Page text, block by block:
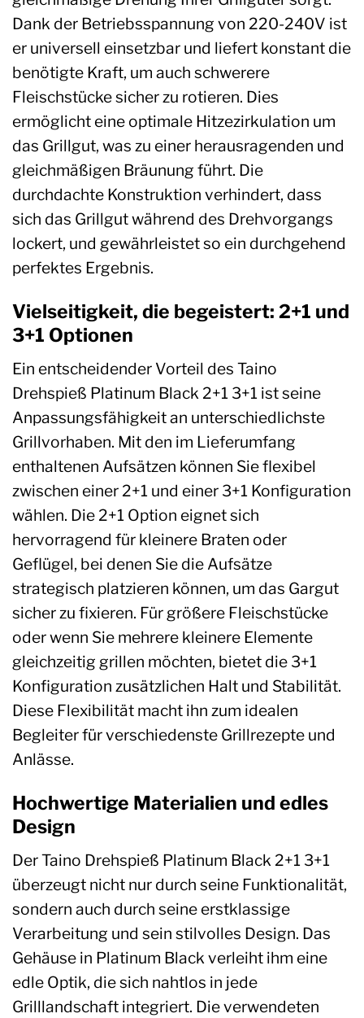
Dank der Betriebsspannung von 220-240V ist
er universell einsetzbar und liefert konstant die
benötigte Kraft, um auch schwerere
Fleischstücke sicher zu rotieren. Dies
ermöglicht eine optimale Hitzezirkulation um
das Grillgut, was zu einer herausragenden und
gleichmäßigen Bräunung führt. Die
durchdachte Konstruktion verhindert, dass
sich das Grillgut während des Drehvorgangs
lockert, und gewährleistet so ein durchgehend
perfektes Ergebnis.
Vielseitigkeit, die begeistert: 2+1 und
3+1 Optionen
Ein entscheidender Vorteil des Taino
Drehspieß Platinum Black 2+1 3+1 ist seine
Anpassungsfähigkeit an unterschiedlichste
Grillvorhaben. Mit den im Lieferumfang
enthaltenen Aufsätzen können Sie flexibel
zwischen einer 2+1 und einer 3+1 Konfiguration
wählen. Die 2+1 Option eignet sich
hervorragend für kleinere Braten oder
Geflügel, bei denen Sie die Aufsätze
strategisch platzieren können, um das Gargut
sicher zu fixieren. Für größere Fleischstücke
oder wenn Sie mehrere kleinere Elemente
gleichzeitig grillen möchten, bietet die 3+1
Konfiguration zusätzlichen Halt und Stabilität.
Diese Flexibilität macht ihn zum idealen
Begleiter für verschiedenste Grillrezepte und
Anlässe.
Hochwertige Materialien und edles
Design
Der Taino Drehspieß Platinum Black 2+1 3+1
überzeugt nicht nur durch seine Funktionalität,
sondern auch durch seine erstklassige
Verarbeitung und sein stilvolles Design. Das
Gehäuse in Platinum Black verleiht ihm eine
edle Optik, die sich nahtlos in jede
Grilllandschaft integriert. Die verwendeten